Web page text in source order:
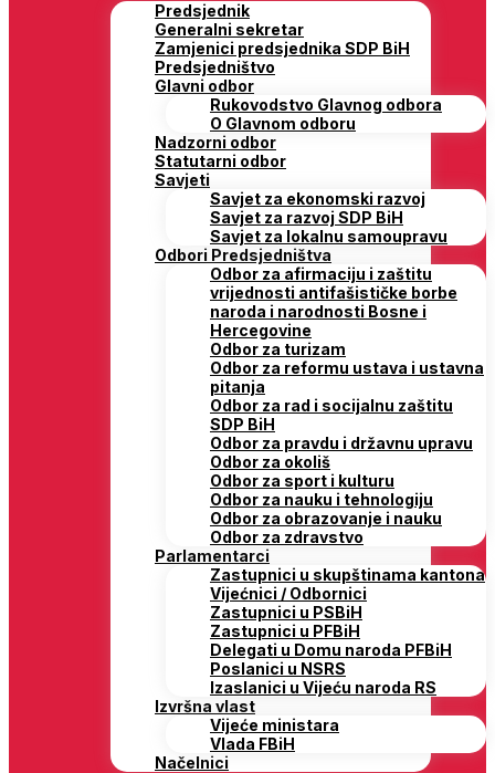
Predsjednik
Generalni sekretar
Zamjenici predsjednika SDP BiH
Predsjedništvo
Glavni odbor
Rukovodstvo Glavnog odbora
O Glavnom odboru
Nadzorni odbor
Statutarni odbor
Savjeti
Savjet za ekonomski razvoj
Savjet za razvoj SDP BiH
Savjet za lokalnu samoupravu
Odbori Predsjedništva
Odbor za afirmaciju i zaštitu
vrijednosti antifašističke borbe
naroda i narodnosti Bosne i
Hercegovine
Odbor za turizam
Odbor za reformu ustava i ustavna
pitanja
Odbor za rad i socijalnu zaštitu
SDP BiH
Odbor za pravdu i državnu upravu
Odbor za okoliš
Odbor za sport i kulturu
Odbor za nauku i tehnologiju
Odbor za obrazovanje i nauku
Odbor za zdravstvo
Parlamentarci
Zastupnici u skupštinama kantona
Vijećnici / Odbornici
Zastupnici u PSBiH
Zastupnici u PFBiH
Delegati u Domu naroda PFBiH
Poslanici u NSRS
Izaslanici u Vijeću naroda RS
Izvršna vlast
Vijeće ministara
Vlada FBiH
Načelnici